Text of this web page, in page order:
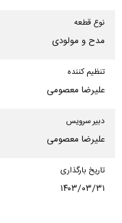
نوع قطعه
مدح و مولودی
تنظیم كننده
علیرضا معصومی
دبیر سرویس
علیرضا معصومی
تاریخ بارگذاری
۱۴۰۳/۰۳/۳۱